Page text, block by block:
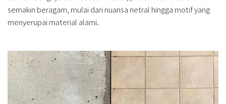
semakin beragam, mulai dari nuansa netral hingga motif yang
menyerupai material alami.